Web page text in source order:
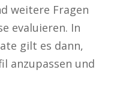
weitere Fragen
evaluieren. In
gilt es dann,
anzupassen und